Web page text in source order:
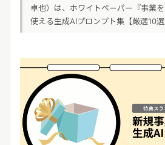
ログイン
卓也）は、ホワイトペーパー『事業
使える生成AIプロンプト集【厳選10選